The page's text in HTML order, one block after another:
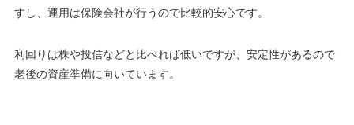
すし、運用は保険会社が行うので比較的安心です。
利回りは株や投信などと比べれば低いですが、安定性があるので
老後の資産準備に向いています。